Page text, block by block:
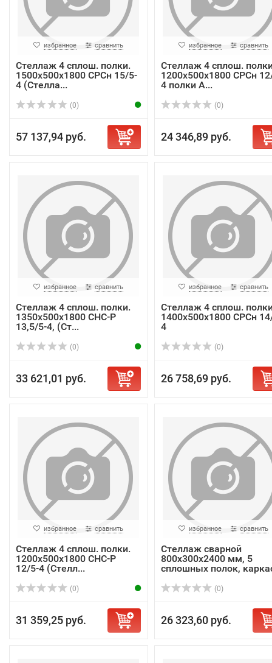
избранное сравнить
Стеллаж 4 сплош. полки.
1500х500х1800 СРСн 15/5-
4 (Стелла...
(0)
57 137,94 руб.
избранное сравнить
Стеллаж 4 сплош.
1200х500х1800 СРСн
4 полки A...
(0)
24 346,89 руб.
избранное сравнить
Стеллаж 4 сплош. полки.
1350x500x1800 СНС-Р
13,5/5-4, (Ст...
(0)
33 621,01 руб.
избранное сравнить
Стеллаж 4 сплош.
1400х500х1800 СРСн
4
(0)
26 758,69 руб.
избранное сравнить
Стеллаж 4 сплош. полки.
1200х500х1800 СНС-Р
12/5-4 (Стелл...
(0)
31 359,25 руб.
избранное сравнить
Стеллаж сварной
800х300х2400 мм, 5
сплошных полок,
(0)
26 323,60 руб.